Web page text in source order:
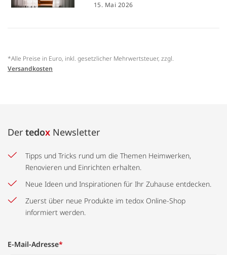
15. Mai 2026
*Alle Preise in Euro, inkl. gesetzlicher Mehrwertsteuer, zzgl.
Versandkosten
Der tedox Newsletter
Tipps und Tricks rund um die Themen Heimwerken,
Renovieren und Einrichten erhalten.
Neue Ideen und Inspirationen für Ihr Zuhause entdecken.
Zuerst über neue Produkte im tedox Online-Shop
informiert werden.
E-Mail-Adresse*